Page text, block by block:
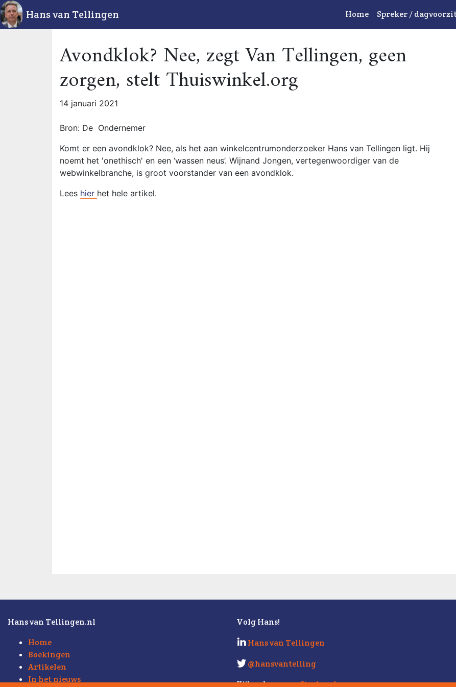
Hans van Tellingen Home Spreker /
Avondklok? Nee, zegt Van Tellingen, geen
zorgen, stelt Thuiswinkel.org
14 januari 2021
Bron: De Ondernemer
Komt er een avondklok? Nee, als het aan winkelcentrumonderzoeker Hans van Tellingen ligt. Hij
noemt het 'onethisch' en een ‘wassen neus’. Wijnand Jongen, vertegenwoordiger van de
webwinkelbranche, is groot voorstander van een avondklok.
Lees hier het hele artikel.
Hans van Tellingen.nl
Home
Boekingen
Artikelen
In het nieuws
Volg Hans!
Hans van Tellingen
@hansvantelling
Kijk ook eens opStrabo.nl.